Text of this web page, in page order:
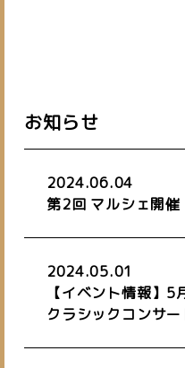
お知らせ
2024.06.04
第2回 マルシェ開催
2024.05.01
【イベント情報】
クラシックコンサー